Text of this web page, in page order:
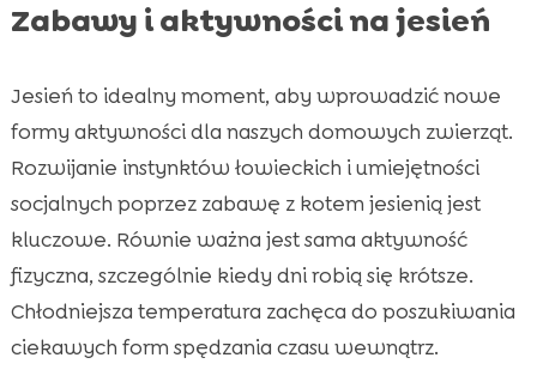
Zabawy i aktywności na jesień
Jesień to idealny moment, aby wprowadzić nowe
formy aktywności dla naszych domowych zwierząt.
Rozwijanie instynktów łowieckich i umiejętności
socjalnych poprzez zabawę z kotem jesienią jest
kluczowe. Równie ważna jest sama aktywność
fizyczna, szczególnie kiedy dni robią się krótsze.
Chłodniejsza temperatura zachęca do poszukiwania
ciekawych form spędzania czasu wewnątrz.